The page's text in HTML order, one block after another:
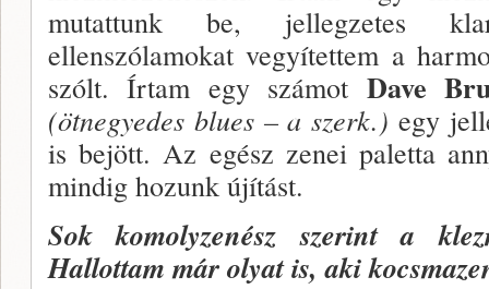
mutattunk be, jellegzetes
ellenszólamokat vegyítettem a
szólt. Írtam egy számot Dave
(ötnegyedes blues – a szerk.) egy
is bejött. Az egész zenei paletta
mindig hozunk újítást.
Sok komolyzenész szerint a
Hallottam már olyat is, aki